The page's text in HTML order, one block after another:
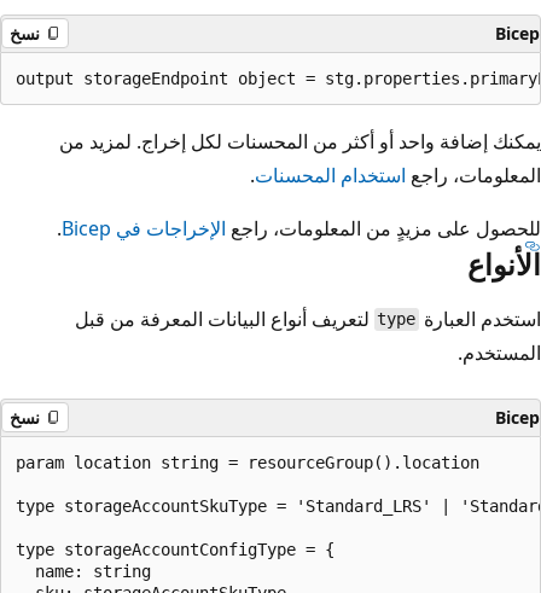
Bicep نسخ
يمكنك إضافة واحد أو أكثر من المحسنات لكل إخراج. لمزيد من
المعلومات، راجع استخدام المحسنات.
للحصول على مزيدٍ من المعلومات، راجع الإخراجات في Bicep .
الأنواع
استخدم العبارة type لتعريف أنواع البيانات المعرفة من قبل
المستخدم.
Bicep نسخ
param location string = resourceGroup().location
type storageAccountSkuType = 'Standard_LRS' |
type storageAccountConfigType = {
  name: string